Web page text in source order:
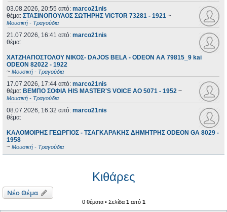
03.08.2026, 20:55 από: marco21nis
θέμα: ΣΤΑΣΙΝΟΠΟΥΛΟΣ ΣΩΤΗΡΗΣ VICTOR 73281 - 1921 ~
Μουσική - Τραγούδια
21.07.2026, 16:41 από: marco21nis
θέμα:
ΧΑΤΖΗΑΠΟΣΤΟΛΟΥ ΝΙΚΟΣ- DAJOS BELA - ODEON AA 79815_9 kai
ODEON 82022 - 1922
~ Μουσική - Τραγούδια
17.07.2026, 17:44 από: marco21nis
θέμα: ΒΕΜΠΟ ΣΟΦΙΑ HIS MASTER'S VOICE AO 5071 - 1952 ~
Μουσική - Τραγούδια
08.07.2026, 16:32 από: marco21nis
θέμα:
ΚΑΛΟΜΟΙΡΗΣ ΓΕΩΡΓΙΟΣ - ΤΣΑΓΚΑΡΑΚΗΣ ΔΗΜΗΤΡΗΣ ODEON GA 8029 -
1958
~ Μουσική - Τραγούδια
Κιθάρες
Νέο Θέμα
0 θέματα • Σελίδα 1από 1